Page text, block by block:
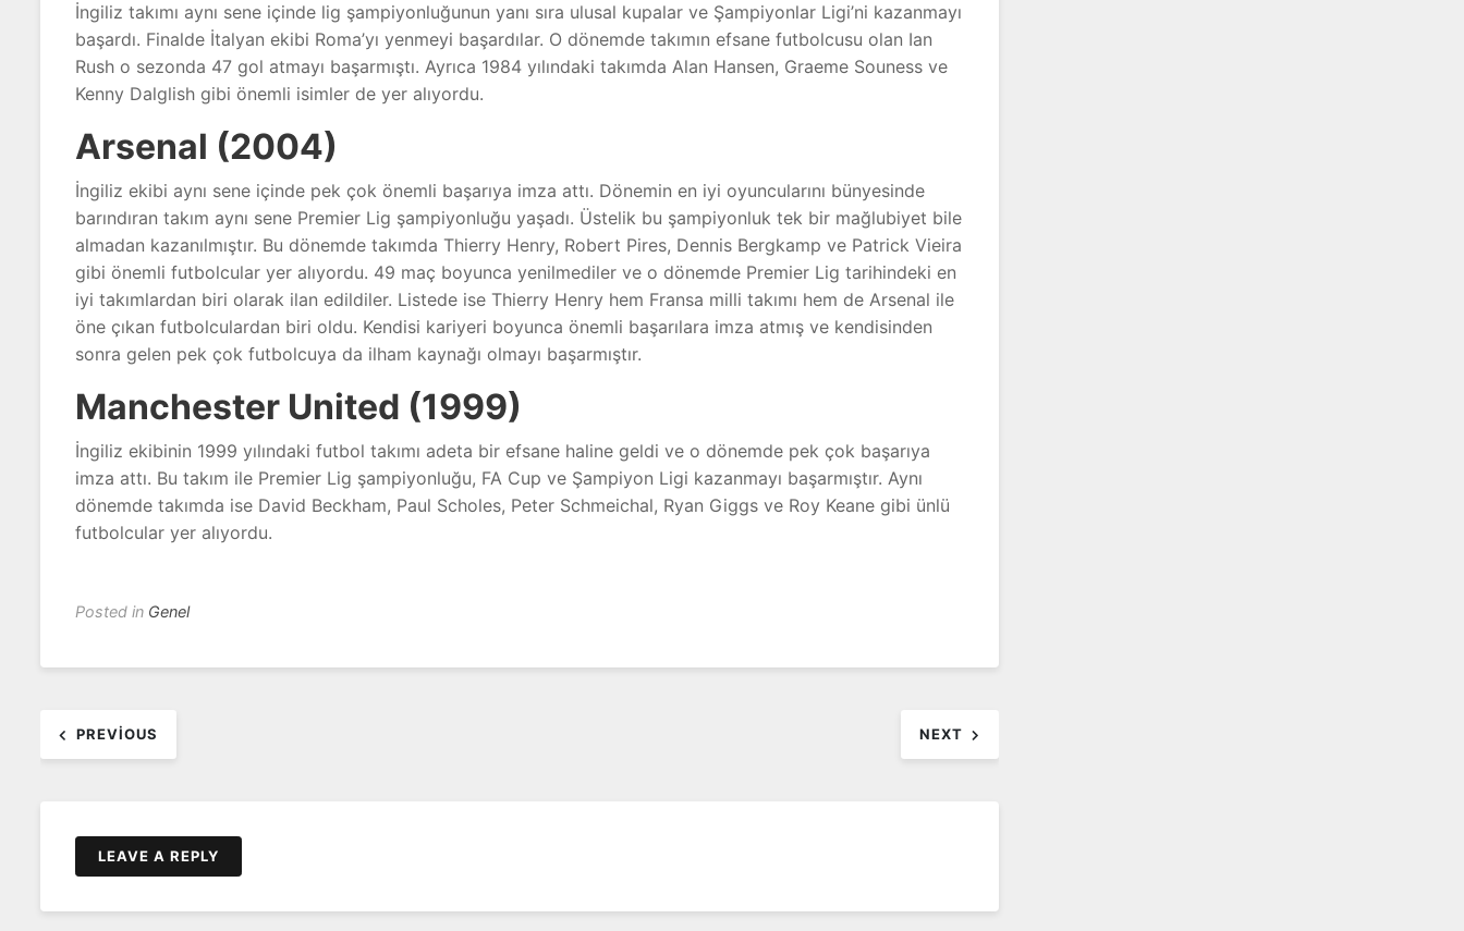
İngiliz takımı aynı sene içinde lig şampiyonluğunun yanı sıra ulusal kupalar ve Şampiyonlar Ligi’ni kazanmayı
başardı. Finalde İtalyan ekibi Roma’yı yenmeyi başardılar. O dönemde takımın efsane futbolcusu olan Ian
Rush o sezonda 47 gol atmayı başarmıştı. Ayrıca 1984 yılındaki takımda Alan Hansen, Graeme Souness ve
Kenny Dalglish gibi önemli isimler de yer alıyordu.
Arsenal (2004)
İngiliz ekibi aynı sene içinde pek çok önemli başarıya imza attı. Dönemin en iyi oyuncularını bünyesinde
barındıran takım aynı sene Premier Lig şampiyonluğu yaşadı. Üstelik bu şampiyonluk tek bir mağlubiyet bile
almadan kazanılmıştır. Bu dönemde takımda Thierry Henry, Robert Pires, Dennis Bergkamp ve Patrick Vieira
gibi önemli futbolcular yer alıyordu. 49 maç boyunca yenilmediler ve o dönemde Premier Lig tarihindeki en
iyi takımlardan biri olarak ilan edildiler. Listede ise Thierry Henry hem Fransa milli takımı hem de Arsenal ile
öne çıkan futbolculardan biri oldu. Kendisi kariyeri boyunca önemli başarılara imza atmış ve kendisinden
sonra gelen pek çok futbolcuya da ilham kaynağı olmayı başarmıştır.
Manchester United (1999)
İngiliz ekibinin 1999 yılındaki futbol takımı adeta bir efsane haline geldi ve o dönemde pek çok başarıya
imza attı. Bu takım ile Premier Lig şampiyonluğu, FA Cup ve Şampiyon Ligi kazanmayı başarmıştır. Aynı
dönemde takımda ise David Beckham, Paul Scholes, Peter Schmeichal, Ryan Giggs ve Roy Keane gibi ünlü
futbolcular yer alıyordu.
Posted in Genel
dolaşımı
PREVIOUS NEXT
LEAVE A REPLY